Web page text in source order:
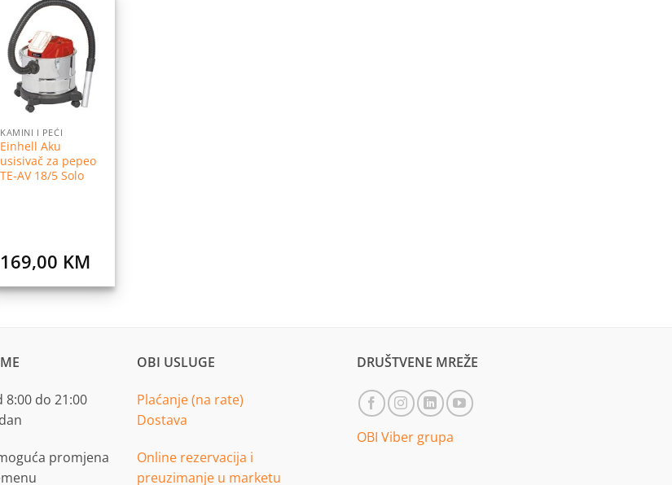
Dodaj
na
listu
želja
KAMINI I PEĆI
Einhell Aku
usisivač za pepeo
TE-AV 18/5 Solo
169,00 KM
8:00 do 21:00
promjena
OBI USLUGE
Plaćanje (na rate)
Dostava
Online rezervacija i
preuzimanje u marketu
DRUŠTVENE MREŽE
OBI Viber grupa